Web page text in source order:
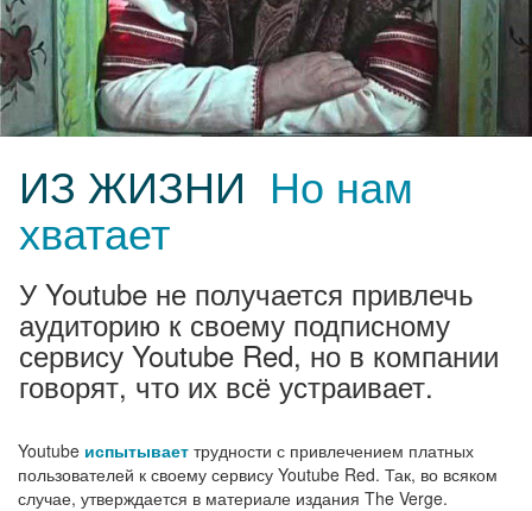
ИЗ ЖИЗНИ Но нам
хватает
У Youtube не получается привлечь
аудиторию к своему подписному
сервису Youtube Red, но в компании
говорят, что их всё устраивает.
Youtube испытывает трудности с привлечением платных
пользователей к своему сервису Youtube Red. Так, во всяком
случае, утверждается в материале издания The Verge.